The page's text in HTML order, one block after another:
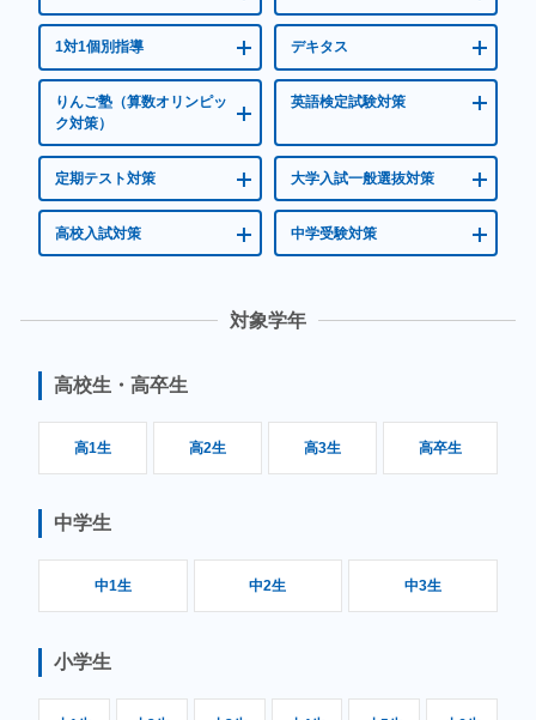
1対1個別指導 デキタス
りんご塾（算数オリンピッ
ク対策）
英語検定試験対策
定期テスト対策 大学入試一般選抜対策
高校入試対策 中学受験対策
対象学年
高校生・高卒生
高1生 高2生 高3生 高卒生
中学生
中1生 中2生 中3生
小学生